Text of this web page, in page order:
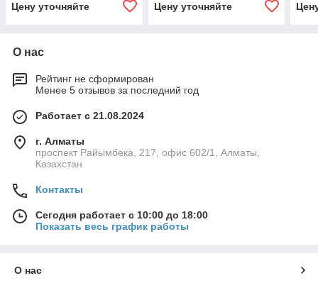
Цену уточняйте
Цену уточняйте
О нас
Рейтинг не сформирован
Менее 5 отзывов за последний год
Работает с 21.08.2024
г. Алматы
проспект Райымбека, 217, офис 602/1, Алматы,
Казахстан
Контакты
Сегодня работает с 10:00 до 18:00
Показать весь график работы
О нас